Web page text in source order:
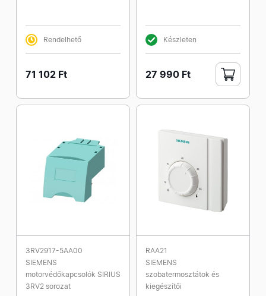
Rendelhető
71 102 Ft
Készleten
27 990 Ft
3RV2917-5AA00
SIEMENS
motorvédőkapcsolók SIRIUS
3RV2 sorozat
RAA21
SIEMENS
szobatermosztátok és
kiegészítői